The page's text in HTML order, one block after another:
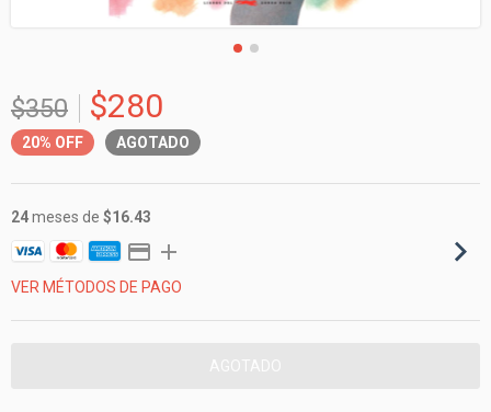
$350 $280
20% OFF AGOTADO
24meses de $16.43
VER MÉTODOS DE PAGO